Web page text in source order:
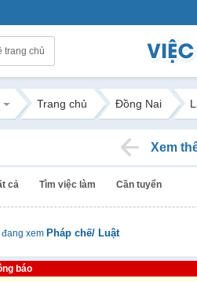
trang chủ
Trang chủ Đồng Nai
Xem
cả Tìm việc làm Cần tuyển
đang xem Pháp chế/ Luật
báo